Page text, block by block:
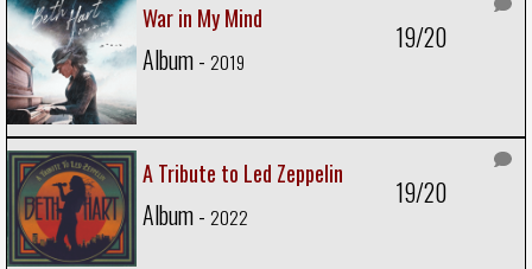
War in My Mind
Album - 2019
19/20
A Tribute to Led Zeppelin
Album - 2022
19/20